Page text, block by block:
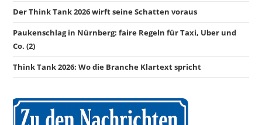
Der Think Tank 2026 wirft seine Schatten voraus
Paukenschlag in Nürnberg: faire Regeln für Taxi, Uber und
Co. (2)
Think Tank 2026: Wo die Branche Klartext spricht